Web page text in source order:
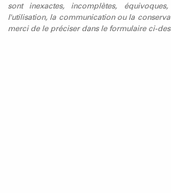
sont inexactes, incomplètes,
l'utilisation, la communication ou la
merci de le préciser dans le formulaire ci-